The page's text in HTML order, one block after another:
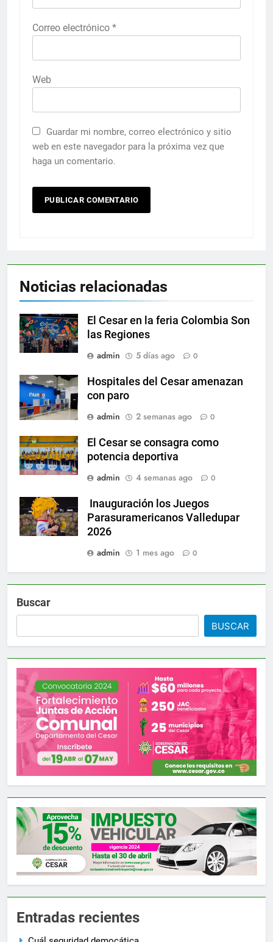
Correo electrónico *
Web
Guardar mi nombre, correo electrónico y sitio
web en este navegador para la próxima vez que
haga un comentario.
Noticias relacionadas
El Cesar en la feria Colombia Son
las Regiones
admin
5 días ago 0
Hospitales del Cesar amenazan
con paro
admin
2 semanas ago 0
El Cesar se consagra como
potencia deportiva
admin
4 semanas ago 0
Inauguración los Juegos
Parasuramericanos Valledupar
2026
admin
1 mes ago 0
Buscar
BUSCAR
Entradas recientes